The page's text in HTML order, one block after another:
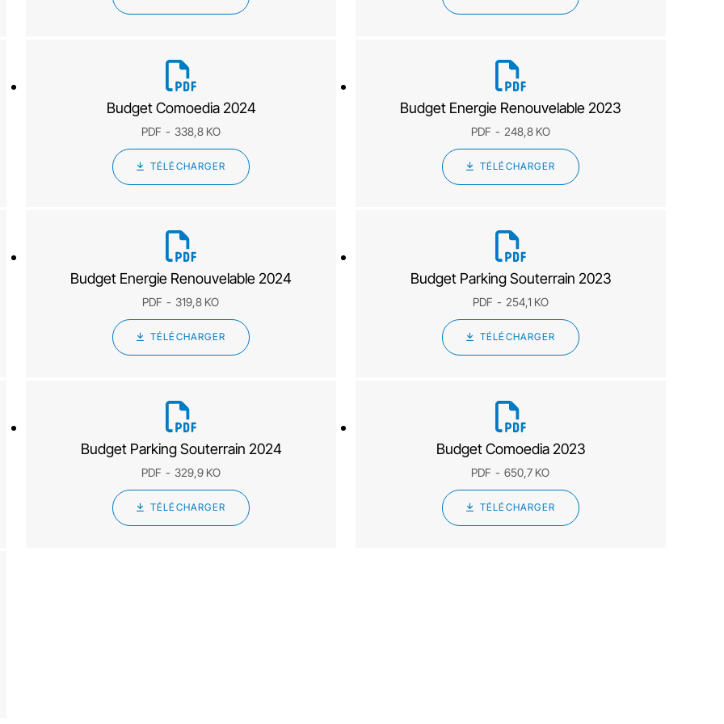
Budget Comoedia 2024
PDF 338,8 KO
TÉLÉCHARGER
Budget Energie Renouvelable 2024
PDF 319,8 KO
TÉLÉCHARGER
Budget Parking Souterrain 2024
PDF 329,9 KO
TÉLÉCHARGER
Budget Energie Renouvelable 2023
PDF 248,8 KO
TÉLÉCHARGER
Budget Parking Souterrain 2023
PDF 254,1 KO
TÉLÉCHARGER
Budget Comoedia 2023
PDF 650,7 KO
TÉLÉCHARGER